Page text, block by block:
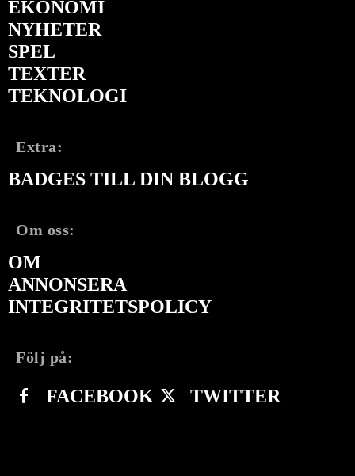
EKONOMI
NYHETER
SPEL
TEXTER
TEKNOLOGI
Extra:
BADGES TILL DIN BLOGG
Om oss:
OM
ANNONSERA
INTEGRITETSPOLICY
Följ på:
FACEBOOK TWITTER